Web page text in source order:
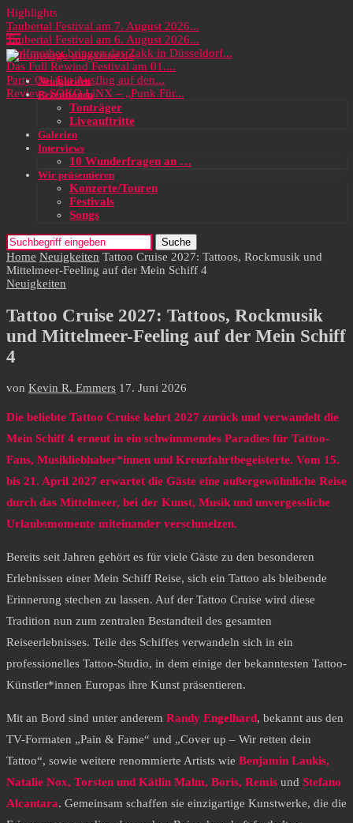
Highlights
Taubertal Festival am 7. August 2026...
Taubertal Festival am 6. August 2026...
Wolfmother bringen das Zakk in Düsseldorf...
Das Full Rewind Festival am 01....
Party On! Ein Ausflug auf den...
Review: SOKO LiNX – „Punk Für...
Neuigkeiten
Rezensionen
Tonträger
Liveauftritte
Galerien
Interviews
10 Wunderfragen an …
Wir präsentieren
Konzerte/Touren
Festivals
Songs
Suche
Home Neuigkeiten Tattoo Cruise 2027: Tattoos, Rockmusik und
Mittelmeer-Feeling auf der Mein Schiff 4
Neuigkeiten
Tattoo Cruise 2027: Tattoos, Rockmusik
und Mittelmeer-Feeling auf der Mein Schiff
4
von Kevin R. Emmers 17. Juni 2026
Die beliebte Tattoo Cruise kehrt 2027 zurück und verwandelt die
Mein Schiff 4 erneut in ein schwimmendes Paradies für Tattoo-
Fans, Musikliebhaber*innen und Kreuzfahrtbegeisterte. Vom 15.
bis 21. April 2027 erwartet die Gäste eine außergewöhnliche Reise
durch das Mittelmeer, bei der Kunst, Musik und unvergessliche
Urlaubsmomente miteinander verschmelzen.
Bereits seit Jahren gehört es für viele Gäste zu den besonderen
Erlebnissen einer Mein Schiff Reise, sich ein Tattoo als bleibende
Erinnerung stechen zu lassen. Auf der Tattoo Cruise wird diese
Tradition nun zum zentralen Bestandteil des gesamten
Reiseerlebnisses. Teile des Schiffes verwandeln sich in ein
professionelles Tattoo-Studio, in dem einige der bekanntesten Tattoo-
Künstler*innen Europas ihre Kunst präsentieren.
Mit an Bord sind unter anderem Randy Engelhard, bekannt aus den
TV-Formaten „Pain & Fame“ und „Cover up – Wir retten dein
Tattoo“, sowie weitere renommierte Artists wie Benjamin Laukis,
Natalie Nox, Torsten und Kätlin Malm, Boris, Remis und Stefano
Alcantara. Gemeinsam schaffen sie einzigartige Kunstwerke, die die